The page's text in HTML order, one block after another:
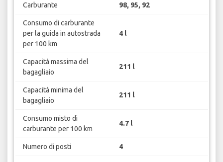
Carburante 98, 95, 92
Consumo di carburante
per la guida in autostrada
per 100 km
4 l
Capacità massima del
bagagliaio
211 l
Capacità minima del
bagagliaio
211 l
Consumo misto di
carburante per 100 km
4.7 l
Numero di posti 4